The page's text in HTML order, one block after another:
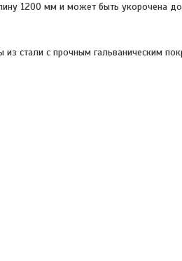
1200 мм и может быть укорочена
стали с прочным гальваническим